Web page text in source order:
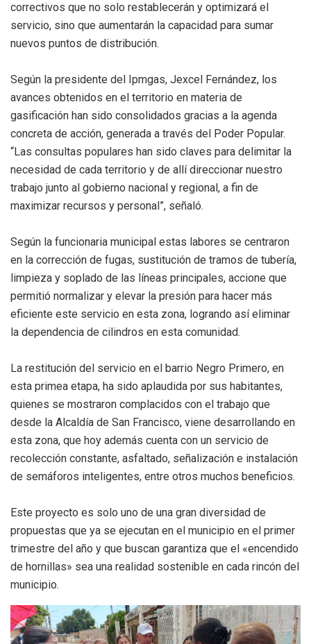
correctivos que no solo restablecerán y optimizará el
servicio, sino que aumentarán la capacidad para sumar
nuevos puntos de distribución.
Según la presidente del Ipmgas, Jexcel Fernández, los
avances obtenidos en el territorio en materia de
gasificación han sido consolidados gracias a la agenda
concreta de acción, generada a través del Poder Popular.
“Las consultas populares han sido claves para delimitar la
necesidad de cada territorio y de allí direccionar nuestro
trabajo junto al gobierno nacional y regional, a fin de
maximizar recursos y personal”, señaló.
Según la funcionaria municipal estas labores se centraron
en la corrección de fugas, sustitución de tramos de tubería,
limpieza y soplado de las líneas principales, accione que
permitió normalizar y elevar la presión para hacer más
eficiente este servicio en esta zona, logrando así eliminar
la dependencia de cilindros en esta comunidad.
La restitución del servicio en el barrio Negro Primero, en
esta primea etapa, ha sido aplaudida por sus habitantes,
quienes se mostraron complacidos con el trabajo que
desde la Alcaldía de San Francisco, viene desarrollando en
esta zona, que hoy además cuenta con un servicio de
recolección constante, asfaltado, señalización e instalación
de semáforos inteligentes, entre otros muchos beneficios.
Este proyecto es solo uno de una gran diversidad de
propuestas que ya se ejecutan en el municipio en el primer
trimestre del año y que buscan garantiza que el «encendido
de hornillas» sea una realidad sostenible en cada rincón del
municipio.